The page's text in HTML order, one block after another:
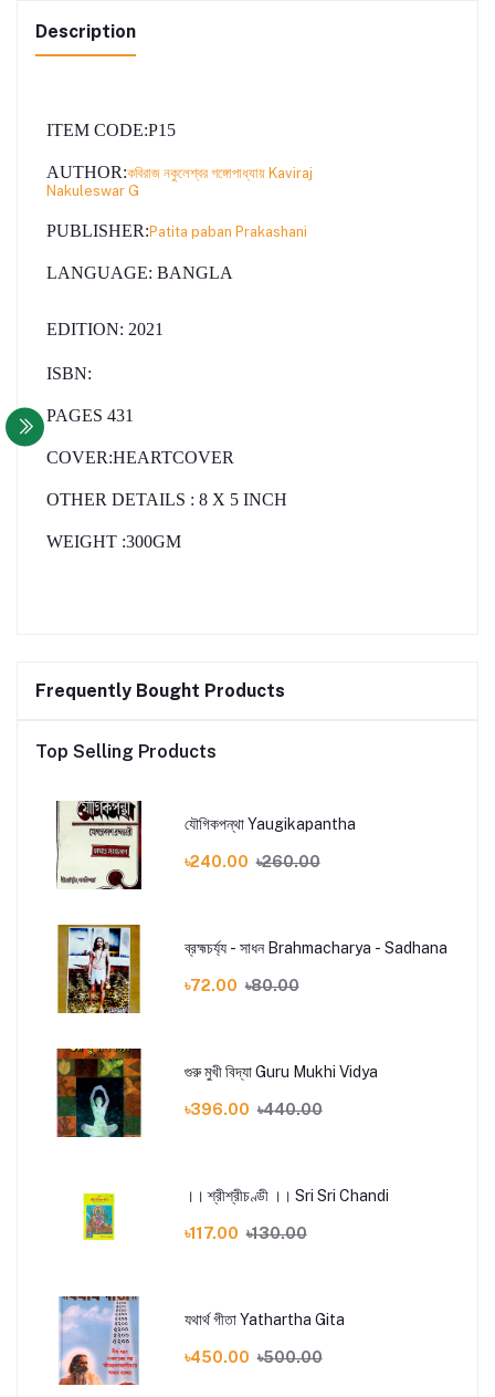
Description
ITEM CODE:P15
AUTHOR:কবিরাজ নকুলেশ্বর গঙ্গোপাধ্যায় Kaviraj
Nakuleswar G
PUBLISHER: Patita paban Prakashani
LANGUAGE: BANGLA
EDITION: 2021
ISBN:
PAGES 431
COVER:HEARTCOVER
OTHER DETAILS : 8 X 5 INCH
WEIGHT :300GM
Frequently Bought Products
Top Selling Products
যৌগিকপন্থা Yaugikapantha
৳240.00 ৳260.00
ব্রহ্মচর্য্য - সাধন Brahmacharya - Sadhana
৳72.00 ৳80.00
গুরু মুখী বিদ্যা Guru Mukhi Vidya
৳396.00 ৳440.00
।। শ্রীশ্রীচণ্ডী ।। Sri Sri Chandi
৳117.00 ৳130.00
যথার্থ গীতা Yathartha Gita
৳450.00 ৳500.00